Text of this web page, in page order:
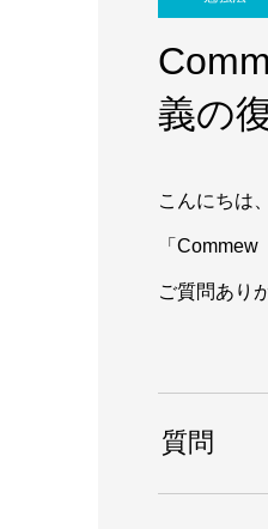
義の
こんにちは
「Commew
ご質問あり
質問